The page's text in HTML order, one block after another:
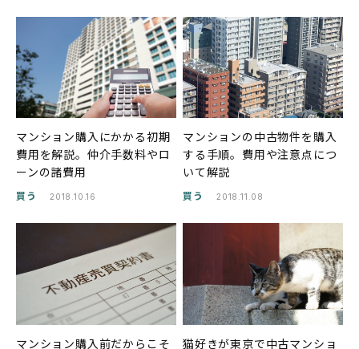
マンション購入にかかる初期
費用を解説。仲介手数料やロ
ーンの諸費用
買う 2018.10.16
マンションの中古物件を購入
する手順。費用や注意点につ
いて解説
買う 2018.11.08
マンション購入前だからこそ 猫好きが東京で中古マンショ